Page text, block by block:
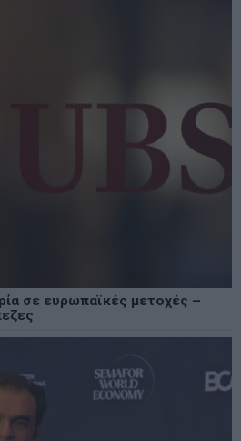
σε ευρωπαϊκές μετοχές –